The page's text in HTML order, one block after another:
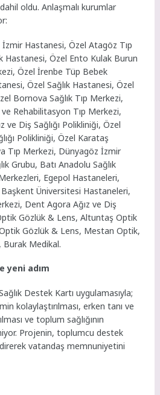
oldu. Anlaşmalı kurumlar
Hastanesi, Özel Atagöz Tıp
Hastanesi, Özel Ento Kulak Burun
Özel İrenbe Tüp Bebek
Özel Sağlık Hastanesi, Özel
Bornova Sağlık Tıp Merkezi,
Rehabilitasyon Tıp Merkezi,
ve Diş Sağlığı Polikliniği, Özel
Polikliniği, Özel Karataş
Tıp Merkezi, Dünyagöz İzmir
Grubu, Batı Anadolu Sağlık
Egepol Hastaneleri,
Üniversitesi Hastaneleri,
Dent Agora Ağız ve Diş
Gözlük & Lens, Altuntaş Optik
Gözlük & Lens, Mestan Optik,
Burak Medikal.
yeni adım
Destek Kartı uygulamasıyla;
kolaylaştırılması, erken tanı ve
ve toplum sağlığının
Projenin, toplumcu destek
vatandaş memnuniyetini